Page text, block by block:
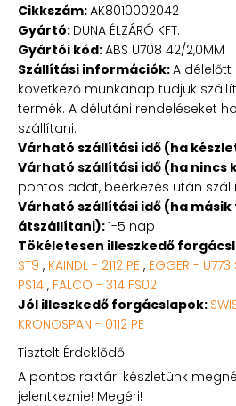
Cikkszám:AK8010002042
Gyártó: DUNA ÉLZÁRÓ KFT.
Gyártói kód:ABS U708 42/2,0MM
Szállítási információk:A
következő munkanap tudjuk
termék. A délutáni rendeléseket
szállítani.
Várható szállítási idő (ha
Várható szállítási idő (ha nincs
pontos adat, beérkezés után
Várható szállítási idő (ha
átszállítani):1-5 nap
Tökéletesen illeszkedő
ST9 , KAINDL - 2112 PE , EGGER - U773
PS14 , FALCO - 314 FS02
Jól illeszkedő forgácslapok:
KRONOSPAN - 0112 PE
Tisztelt Érdeklődő!
A pontos raktári készletünk
jelentkeznie! Megéri!